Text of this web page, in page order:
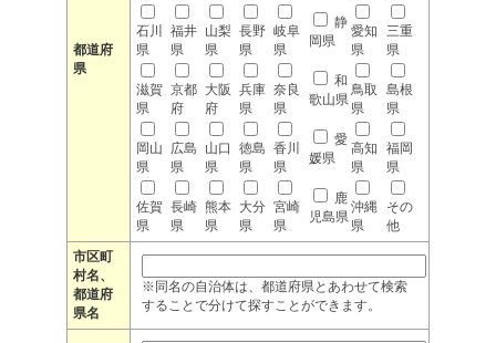
都道府
県
石川
県
福井
県
山梨
県
長野
県
岐阜
県
静
岡県
愛知
県
三重
県
滋賀
県
京都
府
大阪
府
兵庫
県
奈良
県
和
歌山県
鳥取
県
島根
県
岡山
県
広島
県
山口
県
徳島
県
香川
県
愛
媛県
高知
県
福岡
県
佐賀
県
長崎
県
熊本
県
大分
県
宮崎
県
鹿
児島県
沖縄
県
その
他
市区町
村名、
都道府
県名
※同名の自治体は、都道府県とあわせて検索
することで分けて探すことができます。